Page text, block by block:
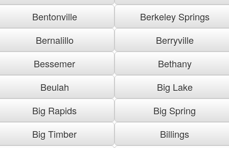
Bentonville
Berkeley Springs
Bernalillo
Berryville
Bessemer
Bethany
Beulah
Big Lake
Big Rapids
Big Spring
Big Timber
Billings